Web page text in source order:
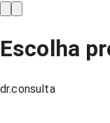
Escolha
dr.consulta